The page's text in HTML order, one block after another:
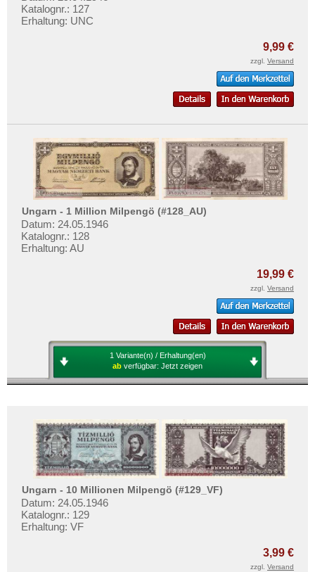
Katalognr.: 127
Erhaltung: UNC
9,99 €
zzgl. Versand
Ungarn - 1 Million Milpengö (#128_AU)
Datum: 24.05.1946
Katalognr.: 128
Erhaltung: AU
19,99 €
zzgl. Versand
1 Variante(n) / Erhaltung(en)
ab verfügbar: Jetzt zeigen
Ungarn - 10 Millionen Milpengö (#129_VF)
Datum: 24.05.1946
Katalognr.: 129
Erhaltung: VF
3,99 €
zzgl. Versand